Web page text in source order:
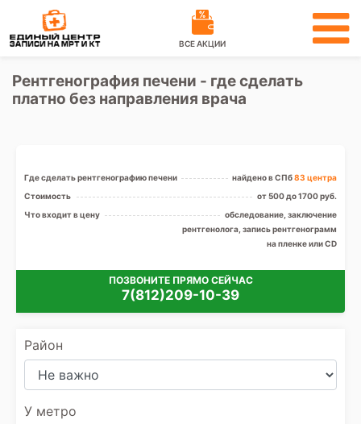
ВСЕ АКЦИИ
Рентгенография печени - где сделать
платно без направления врача
Где сделать рентгенографию печени найдено в СПб83 центра
Стоимость
от 500 до 1700 руб.
Что входит в цену
обследование, заключение
рентгенолога, запись рентгенограмм
на пленке или CD
ПОЗВОНИТЕ ПРЯМО СЕЙЧАС
7(812)209-10-39
Район
У метро